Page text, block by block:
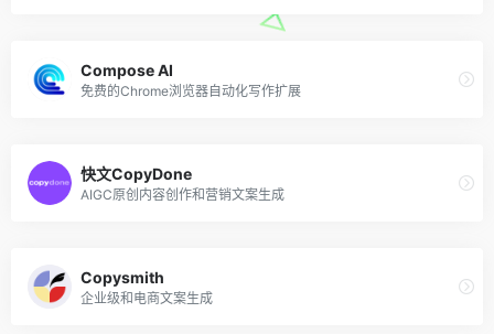
Compose AI
免费的Chrome浏览器自动化写作扩展
快文CopyDone
AIGC原创内容创作和营销文案生成
Copysmith
企业级和电商文案生成